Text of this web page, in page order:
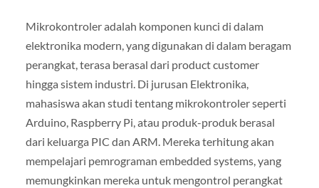
Mikrokontroler adalah komponen kunci di dalam
elektronika modern, yang digunakan di dalam beragam
perangkat, terasa berasal dari product customer
hingga sistem industri. Di jurusan Elektronika,
mahasiswa akan studi tentang mikrokontroler seperti
Arduino, Raspberry Pi, atau produk-produk berasal
dari keluarga PIC dan ARM. Mereka terhitung akan
mempelajari pemrograman embedded systems, yang
memungkinkan mereka untuk mengontrol perangkat